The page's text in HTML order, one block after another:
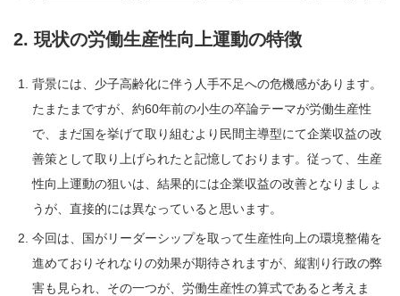
2. 現状の労働生産性向上運動の特徴
背景には、少子高齢化に伴う人手不足への危機感があります。
たまたまですが、約60年前の小生の卒論テーマが労働生産性
で、まだ国を挙げて取り組むより民間主導型にて企業収益の改
善策として取り上げられたと記憶しております。従って、生産
性向上運動の狙いは、結果的には企業収益の改善となりましょ
うが、直接的には異なっていると思います。
今回は、国がリーダーシップを取って生産性向上の環境整備を
進めておりそれなりの効果が期待されますが、縦割り行政の弊
害も見られ、その一つが、労働生産性の算式であると考えま